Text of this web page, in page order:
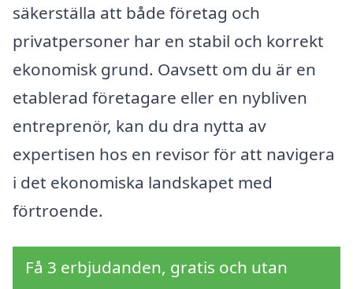
säkerställa att både företag och
privatpersoner har en stabil och korrekt
ekonomisk grund. Oavsett om du är en
etablerad företagare eller en nybliven
entreprenör, kan du dra nytta av
expertisen hos en revisor för att navigera
i det ekonomiska landskapet med
förtroende.
Få 3 erbjudanden, gratis och utan